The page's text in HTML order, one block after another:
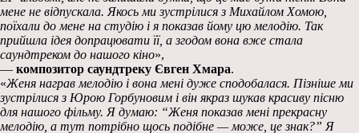
мене не відпускала. Якось ми зустрілися з Михайлом Хомою,
поїхали до мене на студію і я показав йому цю мелодію. Так
прийшла ідея допрацювати її, а згодом вона вже стала
саундтреком до нашого кіно»,
— композитор саундтреку Євген Хмара.
«Женя награв мелодію і вона мені дуже сподобалася. Пізніше ми
зустрілися з Юрою Горбуновим і він якраз шукав красиву пісню
для нашого фільму. Я думаю: “Женя показав мені прекрасну
мелодію, а тут потрібно щось подібне — може, це знак?” Я